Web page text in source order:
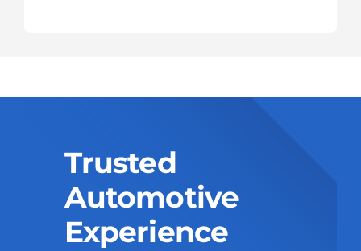
Trusted
Automotive
Experience